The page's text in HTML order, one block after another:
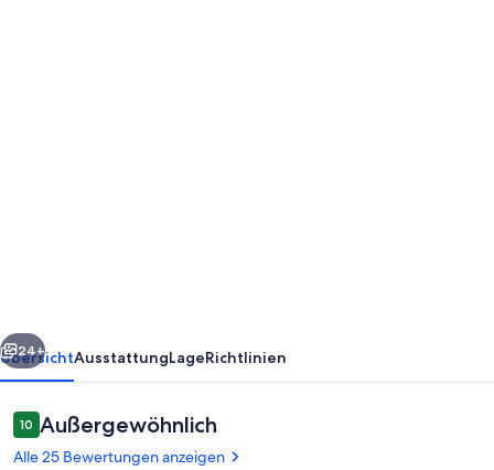
Luxus,
Ruhe,
Strand
&
Weiter
24+
ÜbersichtAusstattungLageRichtlinien
Bewertungen
1010 von 10.
Außergewöhnlich
Alle 25 Bewertungen anzeigen